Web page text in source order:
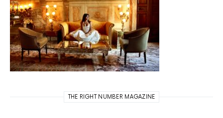
THE RIGHT NUMBER MAGAZINE